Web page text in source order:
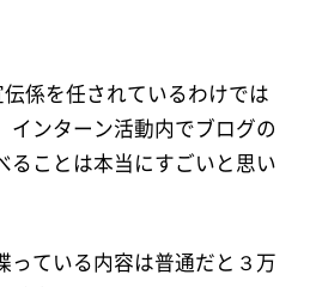
係を任されているわけでは
インターン活動内でブログの
ることは本当にすごいと思い
っている内容は普通だと３万